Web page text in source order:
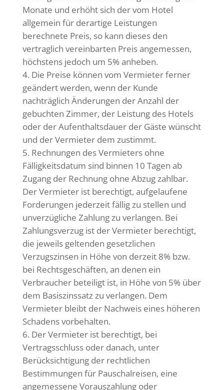
Monate und erhöht sich der vom Hotel
allgemein für derartige Leistungen
berechnete Preis, so kann dieses den
vertraglich vereinbarten Preis angemessen,
höchstens jedoch um 5% anheben.
Die Preise können vom Vermieter ferner
geändert werden, wenn der Kunde
nachträglich Änderungen der Anzahl der
gebuchten Zimmer, der Leistung des Hotels
oder der Aufenthaltsdauer der Gäste wünscht
und der Vermieter dem zustimmt.
Rechnungen des Vermieters ohne
Fälligkeitsdatum sind binnen 10 Tagen ab
Zugang der Rechnung ohne Abzug zahlbar.
Der Vermieter ist berechtigt, aufgelaufene
Forderungen jederzeit fällig zu stellen und
unverzügliche Zahlung zu verlangen. Bei
Zahlungsverzug ist der Vermieter berechtigt,
die jeweils geltenden gesetzlichen
Verzugszinsen in Höhe von derzeit 8% bzw.
bei Rechtsgeschäften, an denen ein
Verbraucher beteiligt ist, in Höhe von 5% über
dem Basiszinssatz zu verlangen. Dem
Vermieter bleibt der Nachweis eines höheren
Schadens vorbehalten.
Der Vermieter ist berechtigt, bei
Vertragsschluss oder danach, unter
Berücksichtigung der rechtlichen
Bestimmungen für Pauschalreisen, eine
angemessene Vorauszahlung oder